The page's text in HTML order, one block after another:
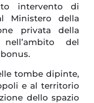
intervento di
Ministero della
privata della
del
tombe dipinte,
e al territorio
dello spazio